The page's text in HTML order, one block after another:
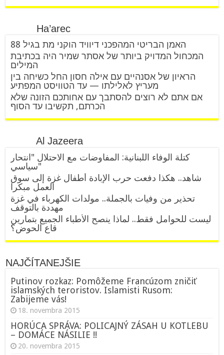
Ha’arec
האמן הבריטי המהפכני דיוויד הוקני מת בגיל 88
המכחול המדויק ביותר של אסתר שמיר היה בכתיבת
המילים
הראיון של אסנהיים עם אילה חסון החל כשיחה בין
מעריץ לאלילתו — עד הטוויסט המפתיע
אם אתם לא רוצים להסתבך עם אחותכם הזונה שלא
הכרתם, תקשיבו עד הסוף
Al Jazeera
كتلة الوفاء اللبنانية: المفاوضات مع الاحتلال "انتحار
سياسي"
شاهد.. هكذا دفعت حرب الإبادة أطفال غزة إلى سوق
العمل مبكرا
تحذير من وفيات بالجملة.. مولدات الكهرباء في غزة
مهددة بالتوقف
ليست للحوامل فقط.. لماذا ينصح الأطباء الجميع بتمارين
قاع الحوض؟
NAJČÍTANEJŠIE
Putinov rozkaz: Pomôžeme Francúzom zničiť
islamských teroristov. Islamisti Rusom:
Zabijeme vás!
18. novembra 2015
HORÚCA SPRÁVA: POLICAJNÝ ZÁSAH U KOTLEBU
– DOMÁCE NÁSILIE !!
20. novembra 2015